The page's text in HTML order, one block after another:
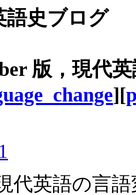
語史ブログ
版，現代
][
代英語の言